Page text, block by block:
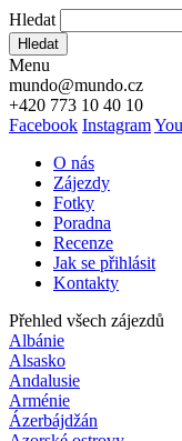
Hledat
Hledat
Menu
mundo@mundo.cz
+420 773 10 40 10
Facebook Instagram
O nás
Zájezdy
Fotky
Poradna
Recenze
Jak se přihlásit
Kontakty
Přehled všech zájezdů
Albánie
Alsasko
Andalusie
Arménie
Ázerbájdžán